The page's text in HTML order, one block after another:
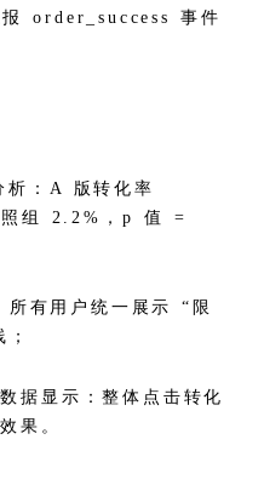
order_success 事件
析：A 版转化率
组 2.2%，p 值 =
所有用户统一展示 “限
据显示：整体点击转化
果。